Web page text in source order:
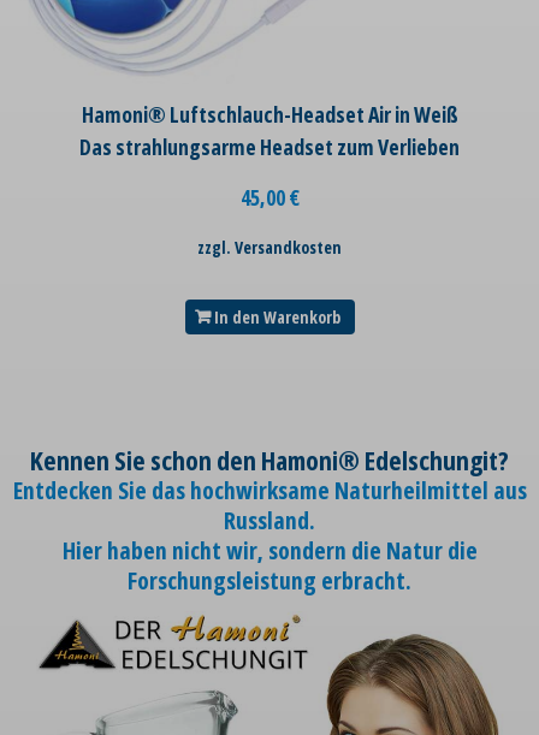
Hamoni® Luftschlauch-Headset Air in Weiß
Das strahlungsarme Headset zum Verlieben
45,00€
zzgl. Versandkosten
In den Warenkorb
Kennen Sie schon den Hamoni® Edelschungit?
Entdecken Sie das hochwirksame Naturheilmittel aus
Russland.
Hier haben nicht wir, sondern die Natur die
Forschungsleistung erbracht.